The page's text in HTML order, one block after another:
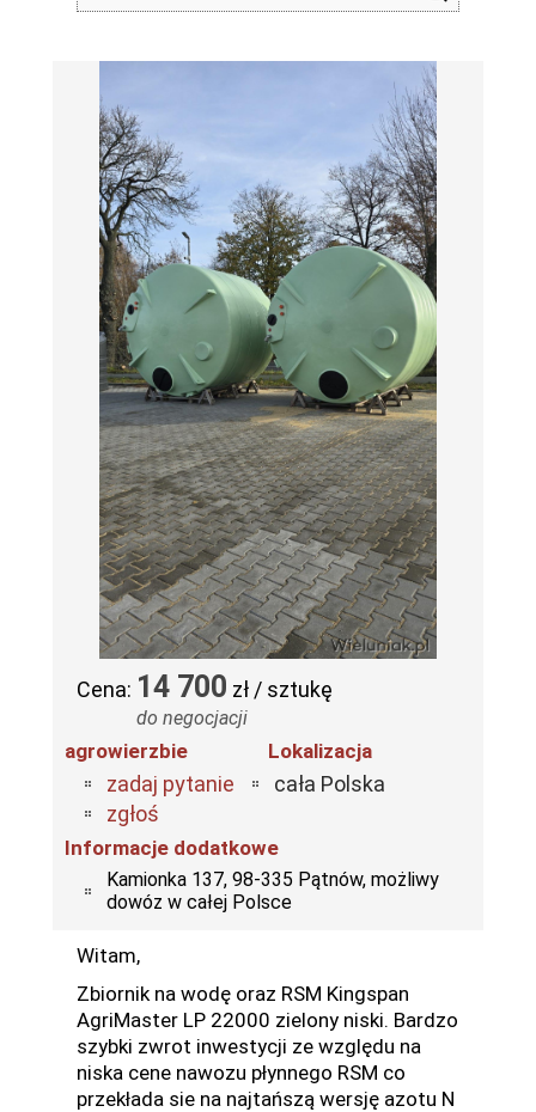
Cena: 14 700 zł / sztukę
do negocjacji
agrowierzbie
zadaj pytanie
zgłoś
Lokalizacja
cała Polska
Informacje dodatkowe
Kamionka 137, 98-335 Pątnów, możliwy
dowóz w całej Polsce
Witam,
Zbiornik na wodę oraz RSM Kingspan
AgriMaster LP 22000 zielony niski. Bardzo
szybki zwrot inwestycji ze względu na
niska cene nawozu płynnego RSM co
przekłada sie na najtańszą wersję azotu N